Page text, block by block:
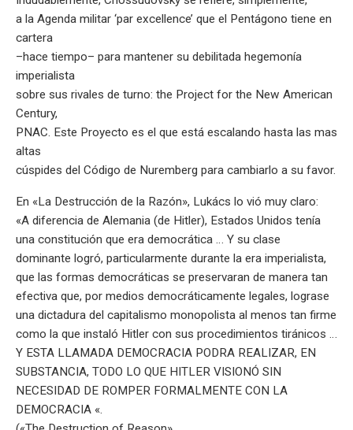
a la Agenda militar ‘par excellence’ que el Pentágono tiene en
cartera
–hace tiempo– para mantener su debilitada hegemonía
imperialista
sobre sus rivales de turno: the Project for the New American
Century,
PNAC. Este Proyecto es el que está escalando hasta las mas
altas
cúspides del Código de Nuremberg para cambiarlo a su favor.
En «La Destrucción de la Razón», Lukács lo vió muy claro:
«A diferencia de Alemania (de Hitler), Estados Unidos tenía
una constitución que era democrática … Y su clase
dominante logró, particularmente durante la era imperialista,
que las formas democráticas se preservaran de manera tan
efectiva que, por medios democráticamente legales, lograse
una dictadura del capitalismo monopolista al menos tan firme
como la que instaló Hitler con sus procedimientos tiránicos …
Y ESTA LLAMADA DEMOCRACIA PODRA REALIZAR, EN
SUBSTANCIA, TODO LO QUE HITLER VISIONÓ SIN
NECESIDAD DE ROMPER FORMALMENTE CON LA
DEMOCRACIA «.